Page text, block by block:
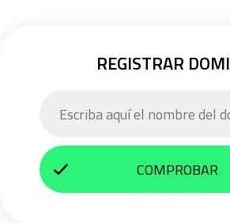
REGISTRAR
COMPROBAR